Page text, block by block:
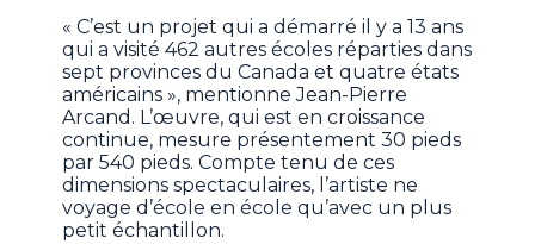
« C’est un projet qui a démarré il y a 13 ans
qui a visité 462 autres écoles réparties dans
sept provinces du Canada et quatre états
américains », mentionne Jean-Pierre
Arcand. L’œuvre, qui est en croissance
continue, mesure présentement 30 pieds
par 540 pieds. Compte tenu de ces
dimensions spectaculaires, l’artiste ne
voyage d’école en école qu’avec un plus
petit échantillon.